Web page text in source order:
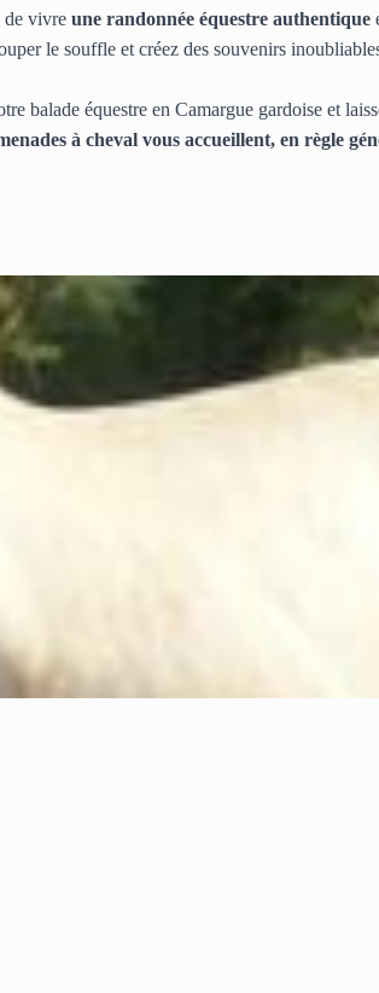
de vivre une randonnée équestre authentique
le souffle et créez des souvenirs
balade équestre en Camargue gardoise et
à cheval vous accueillent, en règle